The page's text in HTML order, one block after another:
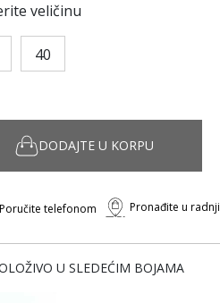
veličinu
40
DODAJTE U KORPU
telefonom Pronađite u radnji
U SLEDEĆIM BOJAMA